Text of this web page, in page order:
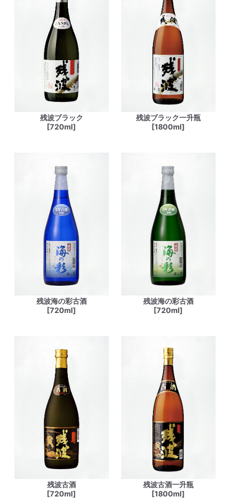
残波ブラック
[720ml]
残波ブラック一升瓶
[1800ml]
残波海の彩古酒
[720ml]
残波海の彩古酒
[720ml]
残波古酒
[720ml]
残波古酒一升瓶
[1800ml]